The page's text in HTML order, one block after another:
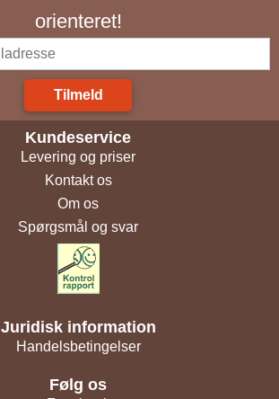
orienteret!
Tilmeld
Kundeservice
Levering og priser
Kontakt os
Om os
Spørgsmål og svar
Juridisk information
Handelsbetingelser
Følg os